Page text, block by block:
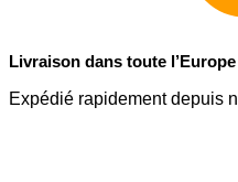
Livraison dans toute l’Europe
Expédié rapidement depuis